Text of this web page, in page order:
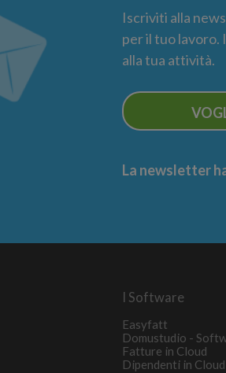
Iscriviti alla
per il tuo lavoro.
alla tua attività.
La newsletter
I Software
Easyfatt
Domustudio -
Fatture in Cloud
Dipendenti in Cloud